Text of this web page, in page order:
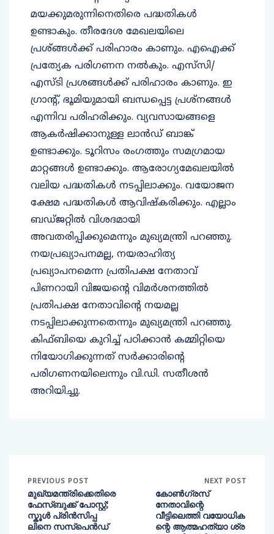
മയക്കുമരുന്നിനെതിരെ പദ്ധതികൾ
ഉണ്ടാകും. തീരദേശ മേഖലയിലെ
പ്രശ്ങ്ങൾക്ക് പരിഹാരം കാണും. എഐക്ക്
പ്രത്യേക പരിഗണന നൽകും. എസ്‌സി/
എസ്‌ടി പ്രശങ്ങൾക്ക് പരിഹാരം കാണും. ഇ
ഗ്രാന്റ്, ഭൂമിയുമായി ബന്ധപ്പെട്ട പ്രശ്നങ്ങൾ
എന്നിവ പരിഹരിക്കും. വ്യവസായങ്ങളെ
ആകർഷിക്കാനുള്ള ലാൻഡ് ബാങ്ക്
ഉണ്ടാക്കും. ടൂറിസം രംഗത്തും സമഗ്രമായ
മാറ്റങ്ങൾ ഉണ്ടാക്കും. ആരോഗ്യമേഖലയിൽ
വലിയ പദ്ധതികൾ നടപ്പിലാക്കും. വയോജന
ക്ഷേമ പദ്ധതികൾ ആവിഷ്കരിക്കും. എല്ലാം
ബഡ്ജറ്റിൽ വിശദമായി
അവതരിപ്പിക്കുമെന്നും മുഖ്യമന്ത്രി പറഞ്ഞു.
നയപ്രഖ്യാപനമല്ല, നയരാഹിത്യ
പ്രഖ്യാപനമെന്ന പ്രതിപക്ഷ നേതാവ്
പിണറായി വിജയൻ്റെ വിമർശനത്തിൽ
പ്രതിപക്ഷ നേതാവിന്റെ നയമല്ല
നടപ്പിലാക്കുന്നതെന്നും മുഖ്യമന്ത്രി പറഞ്ഞു.
കിഫ്ബിയെ കുറിച്ച് പഠിക്കാൻ കമ്മിറ്റിയെ
നിയോഗിക്കുന്നത് സർക്കാരിന്റെ
പരിഗണനയിലെന്നും വി.ഡി. സതീശൻ
അറിയിച്ചു.
PREVIOUS POST
മുഖ്യമന്ത്രിക്കെതിരെ
ഫേസ്ബുക്ക് പോസ്റ്റ്;
സ്കൂൾ പ്രിൻസിപ്പ
ലിനെ സസ്പെൻഡ്
NEXT POST
കോൺഗ്രസ്
നേതാവിന്റെ
വീട്ടിലെത്തി വയോധിക
ന്റെ ആത്മഹത്യാ ശ്ര